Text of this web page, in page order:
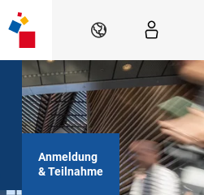
DE
Anmeldung
& Teilnahme